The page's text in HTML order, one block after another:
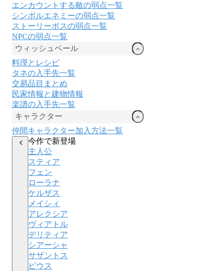
エンカウントする敵の弱点一覧
シンボルエネミーの弱点一覧
ストーリーボスの弱点一覧
NPCの弱点一覧
ウィッシュベール
料理とレシピ
タネの入手先一覧
交易品目まとめ
民家情報と建物情報
楽譜の入手先一覧
キャラクター
仲間キャラクター加入方法一覧
今作で新登場
主人公
スティア
フェン
ローラナ
ケルザス
メイシィ
アレクシア
ヴィアトル
デリティア
シアーシャ
サザントス
ピウス